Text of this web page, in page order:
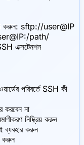
করুন: sftp://user@IP
path/
এক্সটেনশন
পরিবর্তে SSH কী
করবেন না
নিষ্ক্রিয় করুন
করুন
করুন